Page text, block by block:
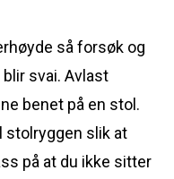
så forsøk og
svai. Avlast
benet på en stol.
stolryggen slik at
på at du ikke sitter